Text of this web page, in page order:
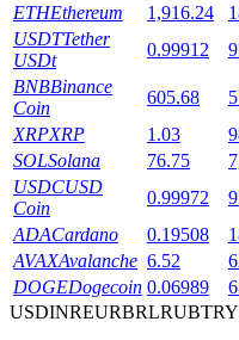
Launchpool
Staking flexible pour
ETHEthereum 1,916.24
USDTTether
USDt
0.99912
BNBBinance
Coin
605.68
XRPXRP 1.03
SOLSolana 76.75
USDCUSD
Coin
0.99972
ADACardano 0.19508
AVAXAvalanche 6.52
DOGEDogecoin 0.06989
USDINREURBRLRUBTRY